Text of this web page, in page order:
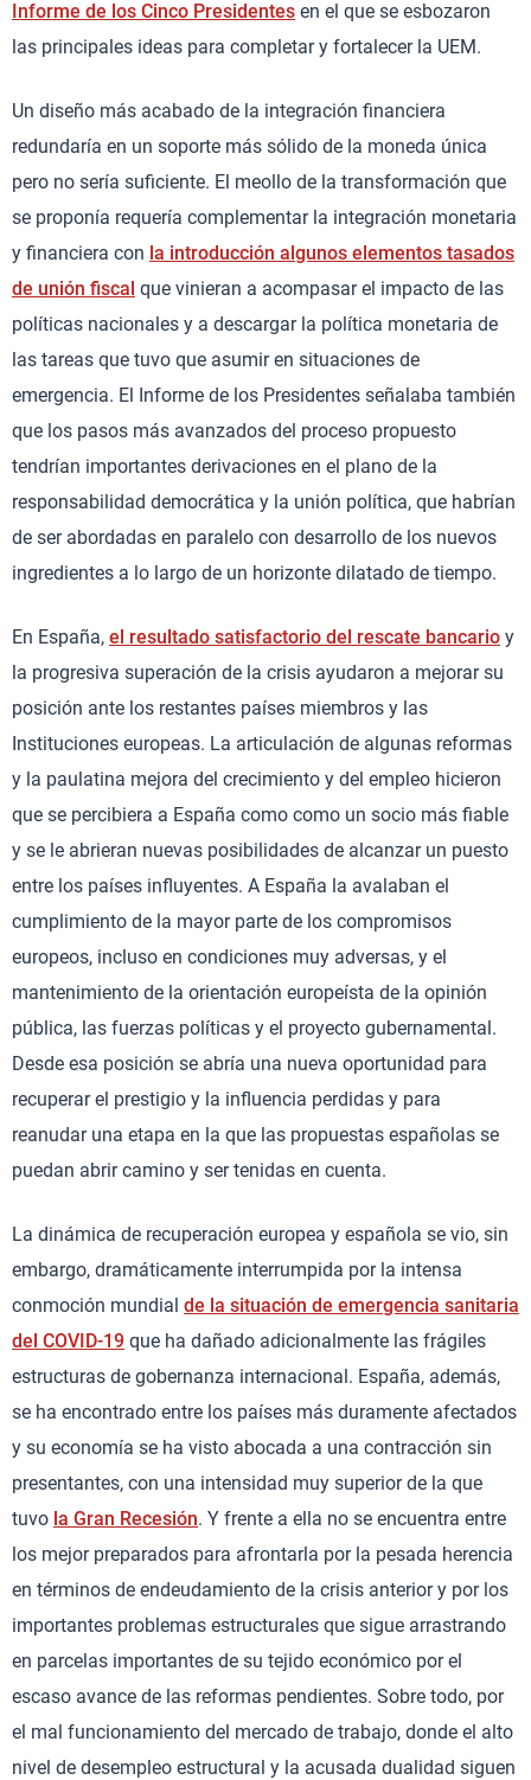
Informe de los Cinco Presidentes en el que se esbozaron
las principales ideas para completar y fortalecer la UEM.
Un diseño más acabado de la integración financiera
redundaría en un soporte más sólido de la moneda única
pero no sería suficiente. El meollo de la transformación que
se proponía requería complementar la integración monetaria
y financiera con la introducción algunos elementos tasados
de unión fiscal que vinieran a acompasar el impacto de las
políticas nacionales y a descargar la política monetaria de
las tareas que tuvo que asumir en situaciones de
emergencia. El Informe de los Presidentes señalaba también
que los pasos más avanzados del proceso propuesto
tendrían importantes derivaciones en el plano de la
responsabilidad democrática y la unión política, que habrían
de ser abordadas en paralelo con desarrollo de los nuevos
ingredientes a lo largo de un horizonte dilatado de tiempo.
En España, el resultado satisfactorio del rescate bancario y
la progresiva superación de la crisis ayudaron a mejorar su
posición ante los restantes países miembros y las
Instituciones europeas. La articulación de algunas reformas
y la paulatina mejora del crecimiento y del empleo hicieron
que se percibiera a España como como un socio más fiable
y se le abrieran nuevas posibilidades de alcanzar un puesto
entre los países influyentes. A España la avalaban el
cumplimiento de la mayor parte de los compromisos
europeos, incluso en condiciones muy adversas, y el
mantenimiento de la orientación europeísta de la opinión
pública, las fuerzas políticas y el proyecto gubernamental.
Desde esa posición se abría una nueva oportunidad para
recuperar el prestigio y la influencia perdidas y para
reanudar una etapa en la que las propuestas españolas se
puedan abrir camino y ser tenidas en cuenta.
La dinámica de recuperación europea y española se vio, sin
embargo, dramáticamente interrumpida por la intensa
conmoción mundial de la situación de emergencia sanitaria
del COVID-19 que ha dañado adicionalmente las frágiles
estructuras de gobernanza internacional. España, además,
se ha encontrado entre los países más duramente afectados
y su economía se ha visto abocada a una contracción sin
presentantes, con una intensidad muy superior de la que
tuvo la Gran Recesión. Y frente a ella no se encuentra entre
los mejor preparados para afrontarla por la pesada herencia
en términos de endeudamiento de la crisis anterior y por los
importantes problemas estructurales que sigue arrastrando
en parcelas importantes de su tejido económico por el
escaso avance de las reformas pendientes. Sobre todo, por
el mal funcionamiento del mercado de trabajo, donde el alto
nivel de desempleo estructural y la acusada dualidad siguen